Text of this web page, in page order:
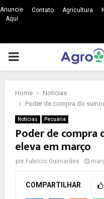
Anuncie
Aqui
Contato Agricultura
PRIMARY
Home
Notícias
Poder de compra do
Notícias Pecuária
Poder de
eleva em março
por Fabrício Guimarães
COMPARTILHAR